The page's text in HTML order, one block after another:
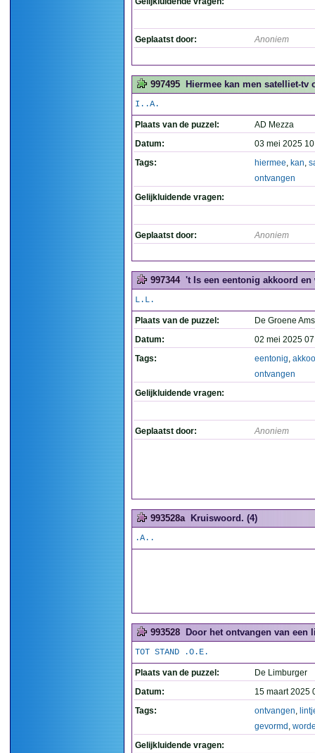
Geplaatst door: Anoniem
997495 Hiermee kan men satelliet-tv
I..A.
Plaats van de puzzel:
AD Mezza
Datum:
03 mei 2025
Tags:
hiermee, kan,
ontvangen
Gelijkluidende vragen:
Geplaatst door: Anoniem
997344 't Is een eentonig akkoord
L.L.
Plaats van de puzzel:
De Groene
Datum:
02 mei 2025
Tags:
eentonig,
ontvangen
Gelijkluidende vragen:
Geplaatst door: Anoniem
993528a Kruiswoord. (4)
.A..
993528 Door het ontvangen van een
TOT STAND .O.E.
Plaats van de puzzel:
De Limburger
Datum:
15 maart 2025
Tags:
ontvangen,
gevormd ,
Gelijkluidende vragen: